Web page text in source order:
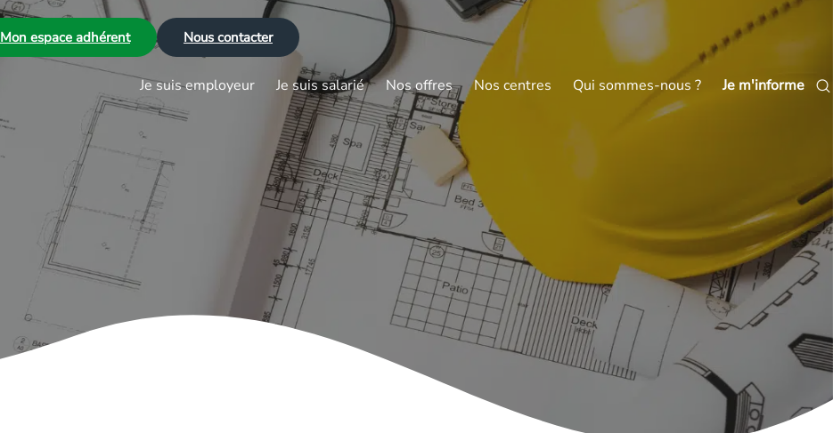
Mon espace adhérent Nous contacter
Je suis employeur Je suis salarié Nos offres Nos centres Qui sommes-nous ? Je m'informe